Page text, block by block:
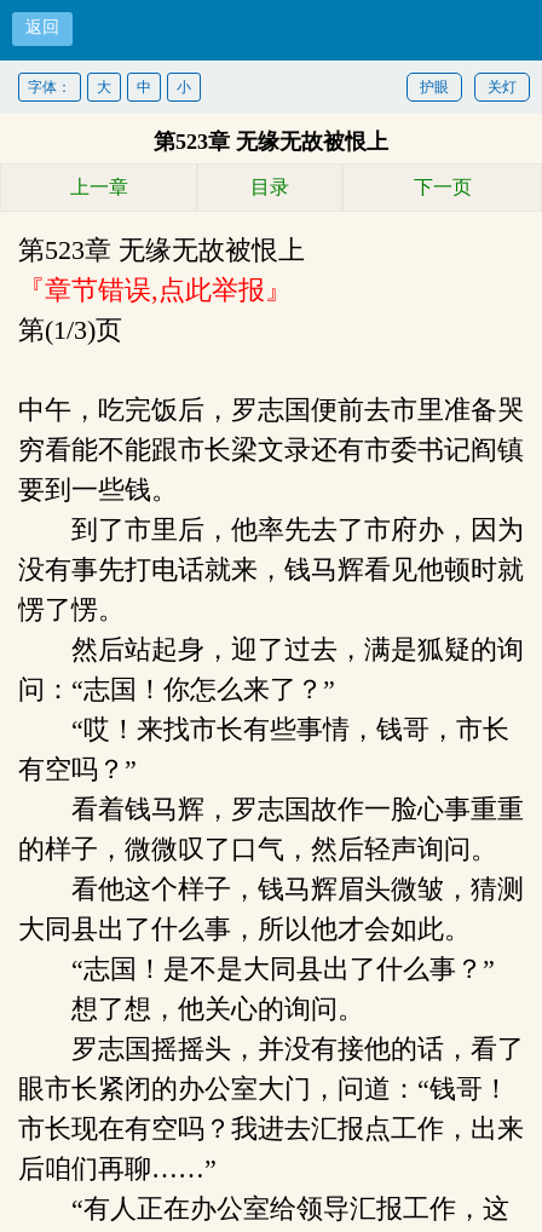
返回
关灯
护眼
字体： 大 中 小
第523章 无缘无故被恨上
上一章 目录 下一页
第523章 无缘无故被恨上
『章节错误,点此举报』
第(1/3)页
中午，吃完饭后，罗志国便前去市里准备哭
穷看能不能跟市长梁文录还有市委书记阎镇
要到一些钱。
到了市里后，他率先去了市府办，因为
没有事先打电话就来，钱马辉看见他顿时就
愣了愣。
然后站起身，迎了过去，满是狐疑的询
问：“志国！你怎么来了？”
“哎！来找市长有些事情，钱哥，市长
有空吗？”
看着钱马辉，罗志国故作一脸心事重重
的样子，微微叹了口气，然后轻声询问。
看他这个样子，钱马辉眉头微皱，猜测
大同县出了什么事，所以他才会如此。
“志国！是不是大同县出了什么事？”
想了想，他关心的询问。
罗志国摇摇头，并没有接他的话，看了
眼市长紧闭的办公室大门，问道：“钱哥！
市长现在有空吗？我进去汇报点工作，出来
后咱们再聊……”
“有人正在办公室给领导汇报工作，这